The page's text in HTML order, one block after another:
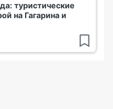
туристические
на Гагарина и